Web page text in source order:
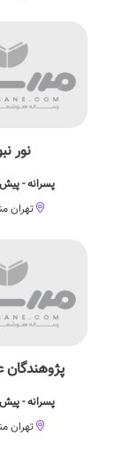
نور
پسرانه -
تهران
پژوهندگان
پسرانه -
تهران